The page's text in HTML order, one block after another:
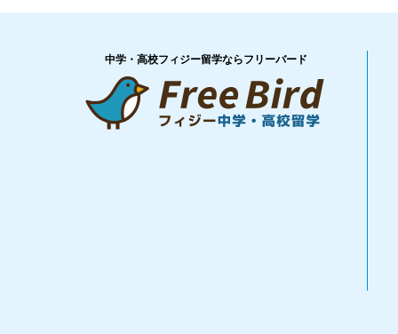
中学・高校フィジー留学ならフリーバード